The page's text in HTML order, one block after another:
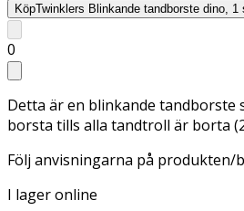
KöpTwinklers Blinkande tandborste dino, 1
0
Detta är en blinkande tandborste
borsta tills alla tandtroll är borta
Följ anvisningarna på produkten/
I lager online